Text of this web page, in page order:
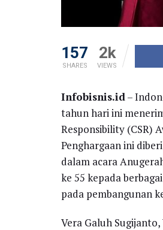
157
SHARES
2k
VIEWS
Infobisnis.id–
tahun hari ini
Responsibility (CSR)
Penghargaan ini
dalam acara
ke 55 kepada
pada pembangunan
Vera Galuh